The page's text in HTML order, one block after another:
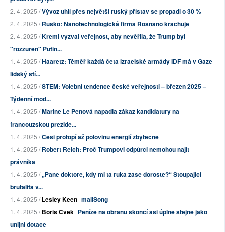
2. 4. 2025 /Vývoz uhlí přes největší ruský přístav se propadl o 30 %
2. 4. 2025 /Rusko: Nanotechnologická firma Rosnano krachuje
2. 4. 2025 /Kreml vyzval veřejnost, aby nevěřila, že Trump byl
"rozzuřen" Putin...
1. 4. 2025 /Haaretz: Téměř každá četa izraelské armády IDF má v Gaze
lidský ští...
1. 4. 2025 /STEM: Volební tendence české veřejnosti – březen 2025 –
Týdenní mod...
1. 4. 2025 /Marine Le Penová napadla zákaz kandidatury na
francouzskou prezide...
1. 4. 2025 /Češi protopí až polovinu energií zbytečně
1. 4. 2025 /Robert Reich: Proč Trumpovi odpůrci nemohou najít
právníka
1. 4. 2025 /„Pane doktore, kdy mi ta ruka zase doroste?“ Stoupající
brutalita v...
1. 4. 2025 /Lesley Keen mallSong
1. 4. 2025 /Boris Cvek Peníze na obranu skončí asi úplně stejně jako
unijní dotace